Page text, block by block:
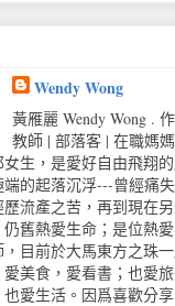
Wendy Wong
黃雁麗 Wendy Wong .
教師 | 部落客 | 在職媽
生，是愛好自由飛翔
的起落沉浮---曾經痛
歷流產之苦，再到現在
舊熱愛生命；是位熱
目前於大馬東方之珠
美食，愛看書；也愛
愛生活。因爲喜歡分